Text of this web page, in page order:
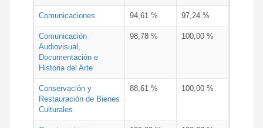
Comunicaciones 94,61 % 97,24 %
Comunicación
Audiovisual,
Documentación e
Historia del Arte
98,78 % 100,00 %
Conservación y
Restauración de Bienes
Culturales
88,61 % 100,00 %